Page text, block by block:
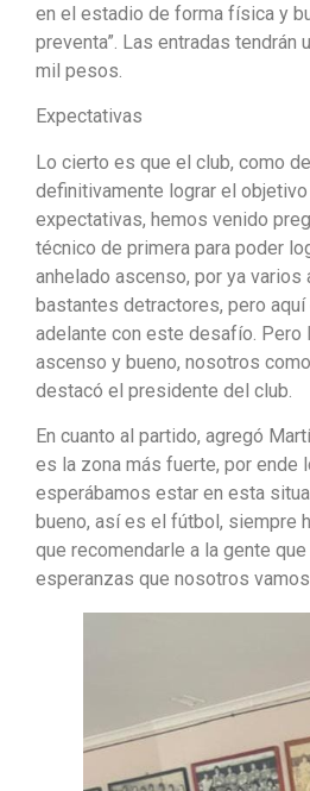
en el estadio de forma física y
preventa”. Las entradas
mil pesos.
Expectativas
Lo cierto es que el club, como
definitivamente lograr el
expectativas, hemos venido
técnico de primera para poder
anhelado ascenso, por ya
bastantes detractores, pero
adelante con este desafío. Pero
ascenso y bueno, nosotros
destacó el presidente del club.
En cuanto al partido, agregó
es la zona más fuerte, por ende
esperábamos estar en esta
bueno, así es el fútbol, siempre
que recomendarle a la gente
esperanzas que nosotros vamos